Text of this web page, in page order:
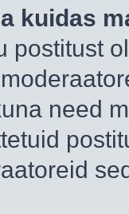
kuidas
postitust
need